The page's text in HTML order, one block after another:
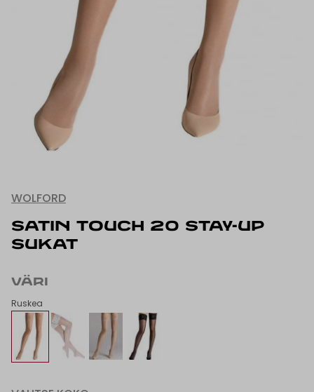
WOLFORD
SATIN TOUCH 20 STAY-UP
SUKAT
VÄRI
Ruskea